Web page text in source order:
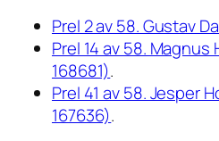
Prel 2 av 58. Gustav
Prel 14 av 58.
168681).
Prel 41 av 58. Jesper
167636).